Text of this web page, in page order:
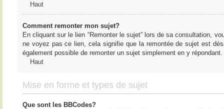
Haut
Comment remonter mon sujet?
En cliquant sur le lien “Remonter le sujet” lors de sa consultation,
ne voyez pas ce lien, cela signifie que la remontée de sujet est
également possible de remonter un sujet simplement en y
Haut
Mise en forme et types de sujet
Que sont les BBCodes?